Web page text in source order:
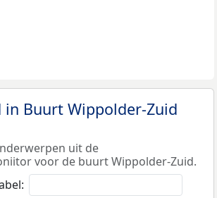
in Buurt Wippolder-Zuid
uit de
voor de buurt Wippolder-Zuid.